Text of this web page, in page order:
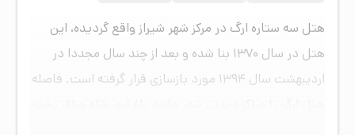
هتل سه ستاره ارگ در مرکز شهر شیراز واقع گردیده، این
هتل در سال ۱۳۷۰ بنا شده و بعد از چند سال مجددا در
اردیبهشت سال ۱۳۹۴ مورد بازسازی قرار گرفته است. فاصله